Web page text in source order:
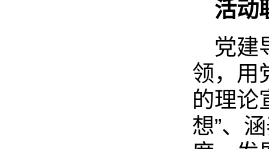
活动
党建
领，用
的理论
想”、